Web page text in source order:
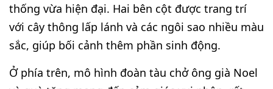
thống vừa hiện đại. Hai bên cột được trang trí
với cây thông lấp lánh và các ngôi sao nhiều màu
sắc, giúp bối cảnh thêm phần sinh động.
Ở phía trên, mô hình đoàn tàu chở ông già Noel